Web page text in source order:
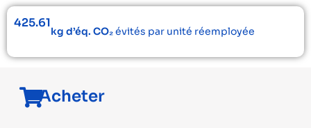
425.61
kg d’éq. CO₂évités par unité réemployée
Acheter